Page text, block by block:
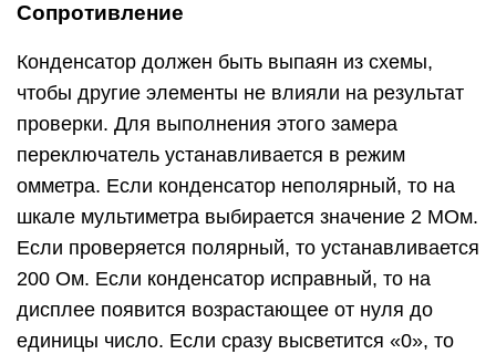
Сопротивление
Конденсатор должен быть выпаян из схемы,
чтобы другие элементы не влияли на результат
проверки. Для выполнения этого замера
переключатель устанавливается в режим
омметра. Если конденсатор неполярный, то на
шкале мультиметра выбирается значение 2 МОм.
Если проверяется полярный, то устанавливается
200 Ом. Если конденсатор исправный, то на
дисплее появится возрастающее от нуля до
единицы число. Если сразу высветится «0», то